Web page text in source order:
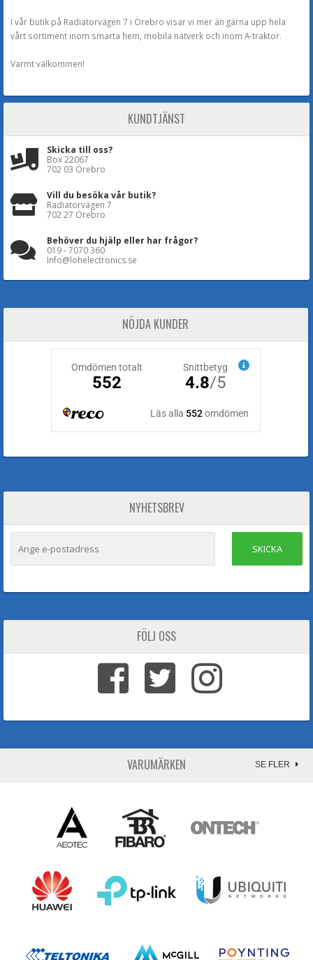
I vår butik på Radiatorvägen 7 i Örebro visar vi mer än gärna upp hela
vårt sortiment inom smarta hem, mobila nätverk och inom A-traktor.
Varmt välkommen!
KUNDTJÄNST
Skicka till oss?
Box 22067
702 03 Örebro
Vill du besöka vår butik?
Radiatorvägen 7
702 27 Örebro
Behöver du hjälp eller har frågor?
019 - 7070 360
Info@lohelectronics.se
NÖJDA KUNDER
NYHETSBREV
SKICKA
FÖLJ OSS
VARUMÄRKEN SE FLER